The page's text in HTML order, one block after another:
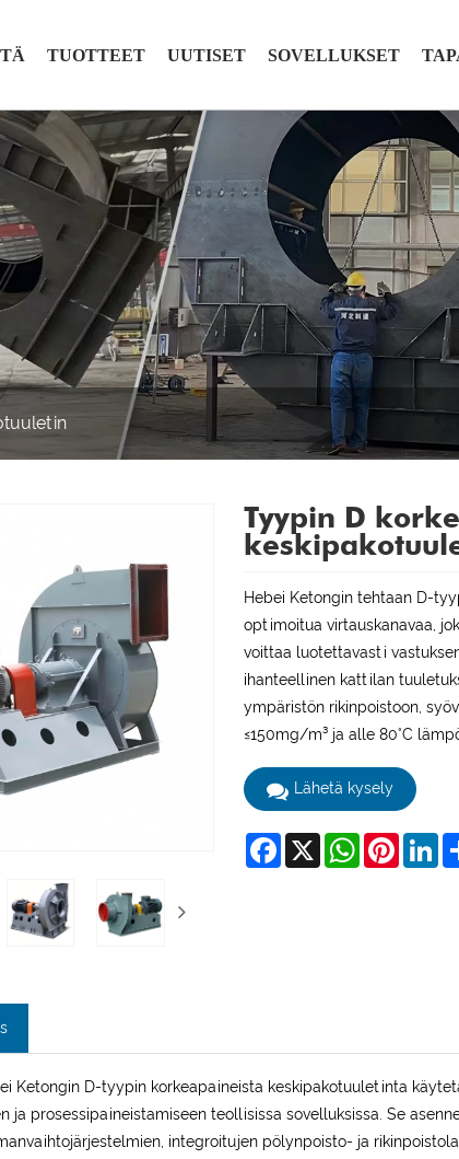
TUOTTEET UUTISET SOVELLUKSET
Tyypin D
Hebei Ketongin tehtaan D-
optimoitua virtauskanavaa,
voittaa luotettavasti
ihanteellinen kattilan
ympäristön rikinpoistoon,
≤150mg/m³ ja alle 80°C
Lähetä kysely
Facebook
X WhatsApp
Ketongin D-tyypin korkeapaineista keskipakotuuletinta
ja prosessipaineistamiseen teollisissa sovelluksissa. Se
integroitujen pölynpoisto- ja